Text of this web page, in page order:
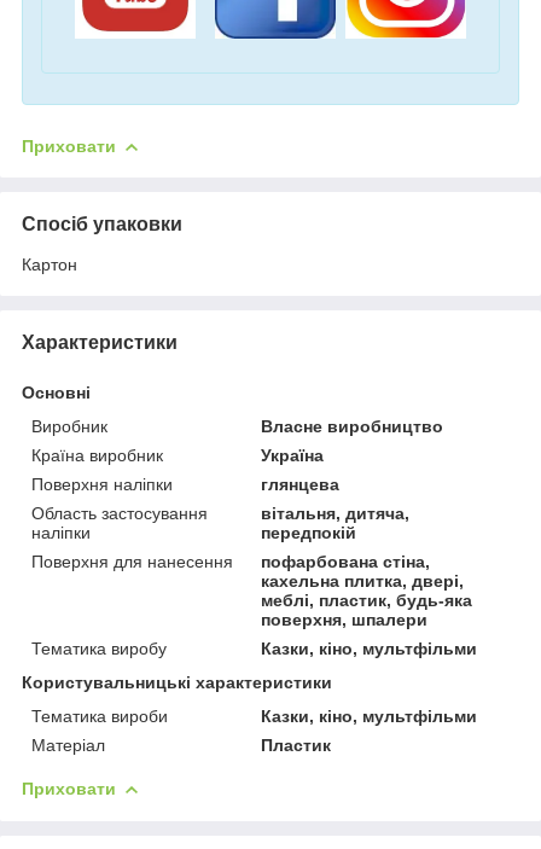
Приховати
Спосіб упаковки
Картон
Характеристики
Основні
Виробник
Власне виробництво
Країна виробник
Україна
Поверхня наліпки
глянцева
Область застосування
наліпки
вітальня, дитяча,
передпокій
Поверхня для нанесення
пофарбована стіна,
кахельна плитка, двері,
меблі, пластик, будь-яка
поверхня, шпалери
Тематика виробу
Казки, кіно, мультфільми
Користувальницькі характеристики
Тематика вироби
Казки, кіно, мультфільми
Матеріал
Пластик
Приховати